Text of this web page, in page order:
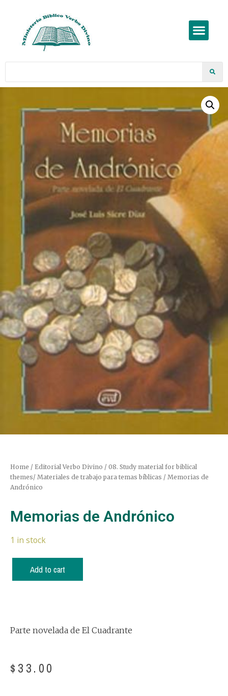
Home / Editorial Verbo Divino / 08. Study material for biblical
themes/ Materiales de trabajo para temas bíblicas / Memorias de
Andrónico
Memorias de Andrónico
1 in stock
Add to cart
Parte novelada de El Cuadrante
$ 33.00